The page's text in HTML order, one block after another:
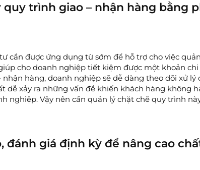
quy trình giao – nhận hàng bằng
cần được ứng dụng từ sớm để hỗ trợ cho việc
cho doanh nghiệp tiết kiệm được một khoản chi
hàng, doanh nghiệp sẽ dễ dàng theo dõi xử lý
dễ xảy ra những vấn đề khiến khách hàng không
nghiệp. Vậy nên cần quản lý chặt chẽ quy trình
đánh giá định kỳ để nâng cao